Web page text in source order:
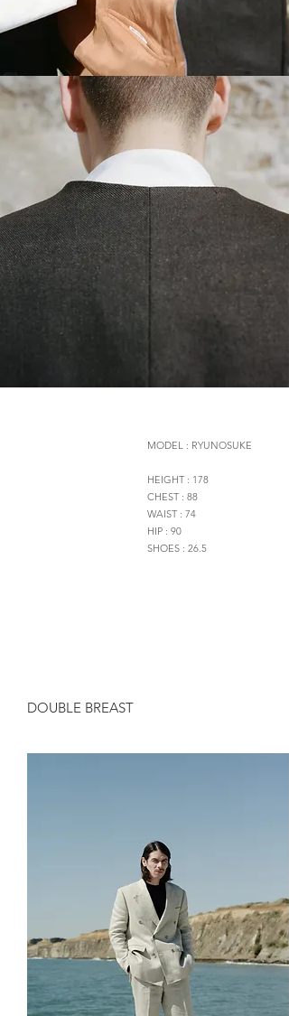
MODEL : RYUNOSUKE
HEIGHT : 178
CHEST : 88
WAIST : 74
HIP : 90
SHOES : 26.5
DOUBLE BREAST